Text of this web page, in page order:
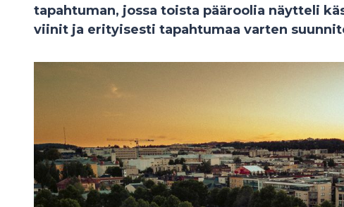
tapahtuman, jossa toista pääroolia näytteli
viinit ja erityisesti tapahtumaa varten